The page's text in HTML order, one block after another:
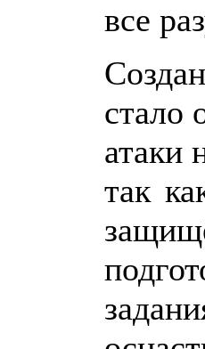
все
стало
атаки
так